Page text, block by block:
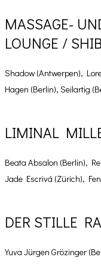
MASSAGE-
LOUNGE /
Shadow (Antwerpen),
Hagen (Berlin), Seilartig
LIMINAL
Beata Absalon (Berlin),
Jade Escrivá (Zürich),
DER STILLE
Yuva Jürgen Grözinger